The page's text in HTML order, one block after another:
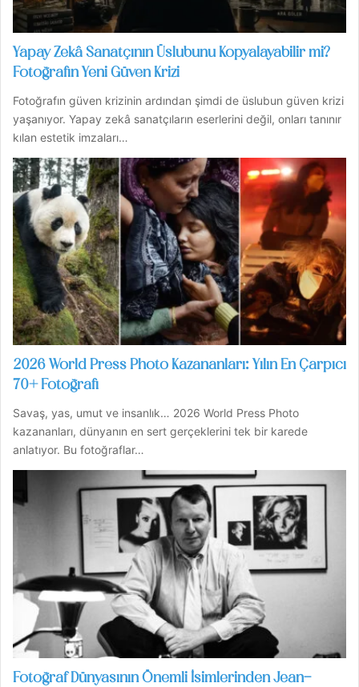
Yapay Zekâ Sanatçının Üslubunu Kopyalayabilir mi?
Fotoğrafın Yeni Güven Krizi
Fotoğrafın güven krizinin ardından şimdi de üslubun güven krizi
yaşanıyor. Yapay zekâ sanatçıların eserlerini değil, onları tanınır
kılan estetik imzaları…
2026 World Press Photo Kazananları: Yılın En Çarpıcı
70+ Fotoğrafı
Savaş, yas, umut ve insanlık… 2026 World Press Photo
kazananları, dünyanın en sert gerçeklerini tek bir karede
anlatıyor. Bu fotoğraflar…
Fotoğraf Dünyasının Önemli İsimlerinden Jean-